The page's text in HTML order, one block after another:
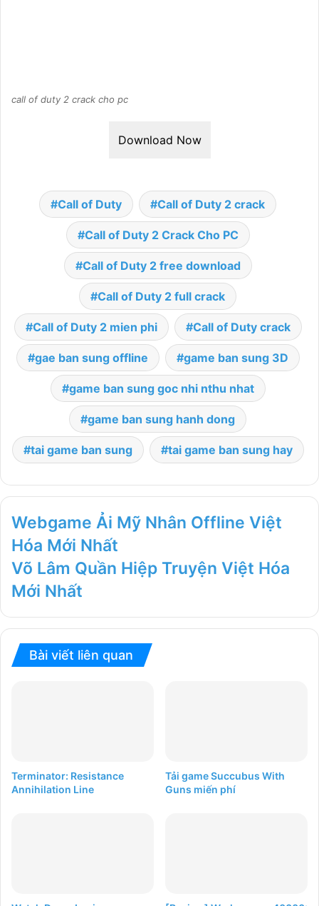
call of duty 2 crack cho pc
Download Now
Call of Duty Call of Duty 2 crack
Call of Duty 2 Crack Cho PC
Call of Duty 2 free download
Call of Duty 2 full crack
Call of Duty 2 mien phi Call of Duty crack
gae ban sung offline game ban sung 3D
game ban sung goc nhi nthu nhat
game ban sung hanh dong
tai game ban sung tai game ban sung hay
Webgame Ải Mỹ Nhân Offline Việt
Hóa Mới Nhất
Võ Lâm Quần Hiệp Truyện Việt Hóa
Mới Nhất
Bài viết liên quan
Terminator: Resistance
Annihilation Line
Tải game Succubus With
Guns miến phí